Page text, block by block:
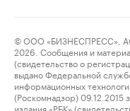
© ООО «БИЗНЕСПРЕСС»,
2026. Сообщения и
(свидетельство о
выдано Федеральной
информационных
(Роскомнадзор)
издания «РБК»